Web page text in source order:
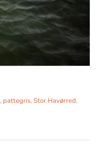
, pattegris, Stor Havørred,